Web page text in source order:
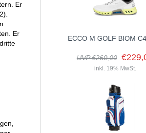
Er
Er
ECCO M GOLF BIOM
UVP €260,00
inkl. 19% MwSt.